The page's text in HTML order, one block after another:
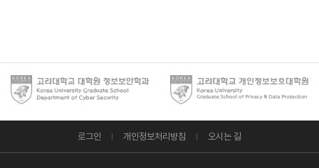
로그인 개인정보처리방침 오시는 길